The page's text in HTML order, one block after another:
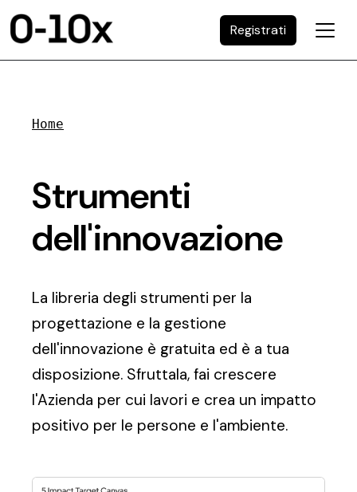
Registrati
Home
Strumenti
dell'innovazione
La libreria degli strumenti per la
progettazione e la gestione
dell'innovazione è gratuita ed è a tua
disposizione. Sfruttala, fai crescere
l'Azienda per cui lavori e crea un impatto
positivo per le persone e l'ambiente.